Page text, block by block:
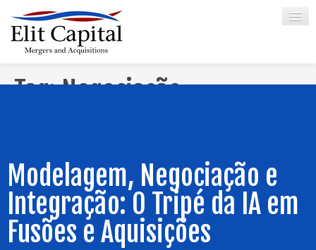
HOME
SÓCIO
CREDENCIAIS
Tag:Negociação
Modelagem, Negociação e
Integração: O Tripé da IA em
Fusões e Aquisições